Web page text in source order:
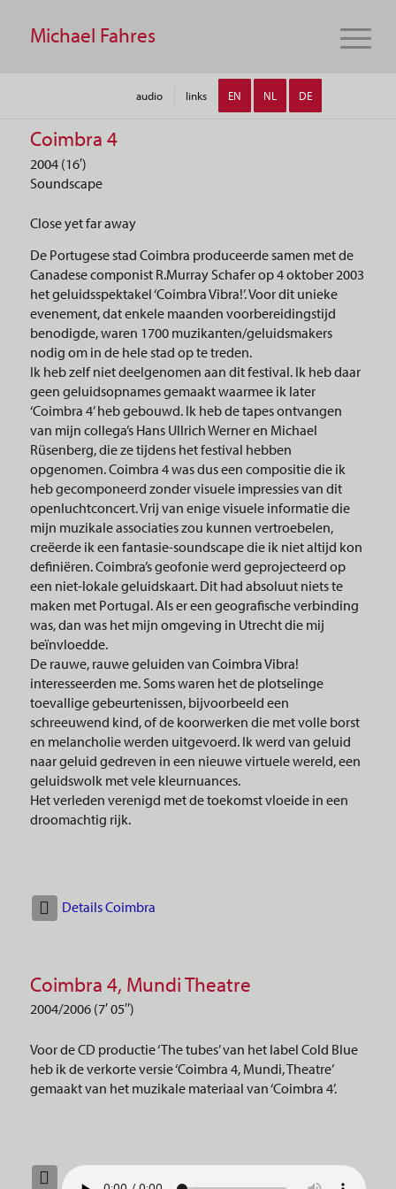
Michael Fahres
audio links EN NL DE
Coimbra 4
2004 (16′)
Soundscape
Close yet far away
De Portugese stad Coimbra produceerde samen met de
Canadese componist R.Murray Schafer op 4 oktober 2003
het geluidsspektakel ‘Coimbra Vibra!’. Voor dit unieke
evenement, dat enkele maanden voorbereidingstijd
benodigde, waren 1700 muzikanten/geluidsmakers
nodig om in de hele stad op te treden.
Ik heb zelf niet deelgenomen aan dit festival. Ik heb daar
geen geluidsopnames gemaakt waarmee ik later
‘Coimbra 4’ heb gebouwd. Ik heb de tapes ontvangen
van mijn collega’s Hans Ullrich Werner en Michael
Rüsenberg, die ze tijdens het festival hebben
opgenomen. Coimbra 4 was dus een compositie die ik
heb gecomponeerd zonder visuele impressies van dit
openluchtconcert. Vrij van enige visuele informatie die
mijn muzikale associaties zou kunnen vertroebelen,
creëerde ik een fantasie-soundscape die ik niet altijd kon
definiëren. Coimbra’s geofonie werd geprojecteerd op
een niet-lokale geluidskaart. Dit had absoluut niets te
maken met Portugal. Als er een geografische verbinding
was, dan was het mijn omgeving in Utrecht die mij
beïnvloedde.
De rauwe, rauwe geluiden van Coimbra Vibra!
interesseerden me. Soms waren het de plotselinge
toevallige gebeurtenissen, bijvoorbeeld een
schreeuwend kind, of de koorwerken die met volle borst
en melancholie werden uitgevoerd. Ik werd van geluid
naar geluid gedreven in een nieuwe virtuele wereld, een
geluidswolk met vele kleurnuances.
Het verleden verenigd met de toekomst vloeide in een
droomachtig rijk.
Details Coimbra
Coimbra 4, Mundi Theatre
2004/2006 (7′ 05′′)
Voor de CD productie ‘The tubes’ van het label Cold Blue
heb ik de verkorte versie ‘Coimbra 4, Mundi, Theatre’
gemaakt van het muzikale materiaal van ‘Coimbra 4’.